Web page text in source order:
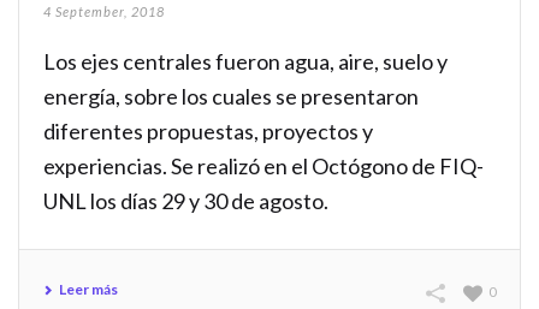
4 September, 2018
Los ejes centrales fueron agua, aire, suelo y
energía, sobre los cuales se presentaron
diferentes propuestas, proyectos y
experiencias. Se realizó en el Octógono de FIQ-
UNL los días 29 y 30 de agosto.
Leer más 0